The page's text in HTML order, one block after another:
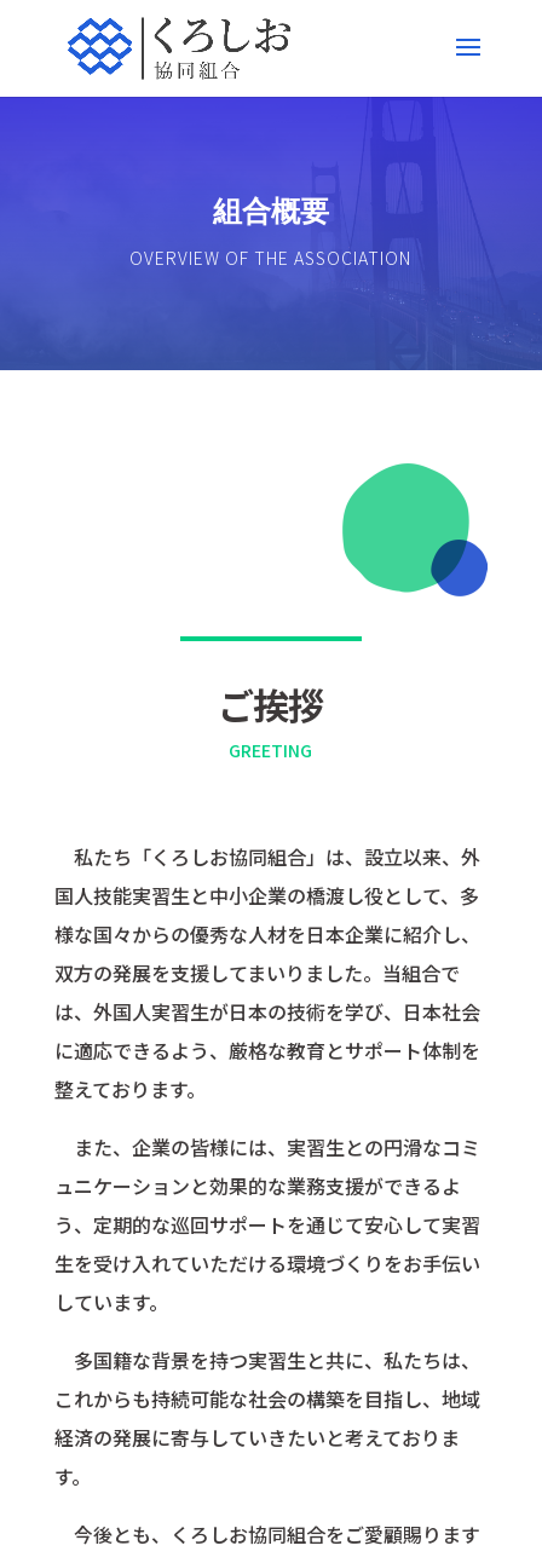
組合概要
OVERVIEW OF THE ASSOCIATION
ご挨拶
GREETING
私たち「くろしお協同組合」は、設立以来、外
国人技能実習生と中小企業の橋渡し役として、多
様な国々からの優秀な人材を日本企業に紹介し、
双方の発展を支援してまいりました。当組合で
は、外国人実習生が日本の技術を学び、日本社会
に適応できるよう、厳格な教育とサポート体制を
整えております。
また、企業の皆様には、実習生との円滑なコミ
ュニケーションと効果的な業務支援ができるよ
う、定期的な巡回サポートを通じて安心して実習
生を受け入れていただける環境づくりをお手伝い
しています。
多国籍な背景を持つ実習生と共に、私たちは、
これからも持続可能な社会の構築を目指し、地域
経済の発展に寄与していきたいと考えておりま
す。
今後とも、くろしお協同組合をご愛顧賜ります